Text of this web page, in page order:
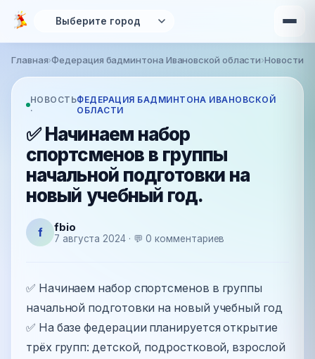
Перейти к основному содержанию
Вы здесь
Главная›Федерация бадминтона Ивановской области›Новости
НОВОСТЬ
·
ФЕДЕРАЦИЯ БАДМИНТОНА ИВАНОВСКОЙ
ОБЛАСТИ
✅ Начинаем набор
спортсменов в группы
начальной подготовки на
новый учебный год.
f fbio
7 августа 2024 · 💬 0 комментариев
✅ Начинаем набор спортсменов в группы
начальной подготовки на новый учебный год
✅ На базе федерации планируется открытие
трёх групп: детской, подростковой, взрослой